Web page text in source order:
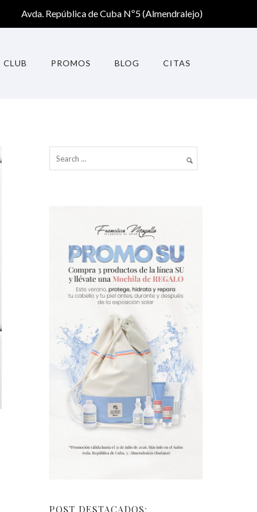
Avda. República de Cuba Nº5 (Almendralejo)
CLUB PROMOS BLOG CITAS
POST DESTACADOS: